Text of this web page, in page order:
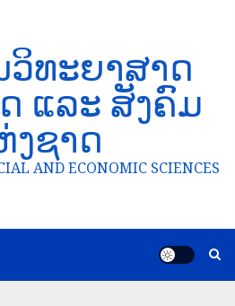
ທະຍາສາດ
ແລະ ສັງຄົມ
ງຊາດ
AND ECONOMIC SCIENCES